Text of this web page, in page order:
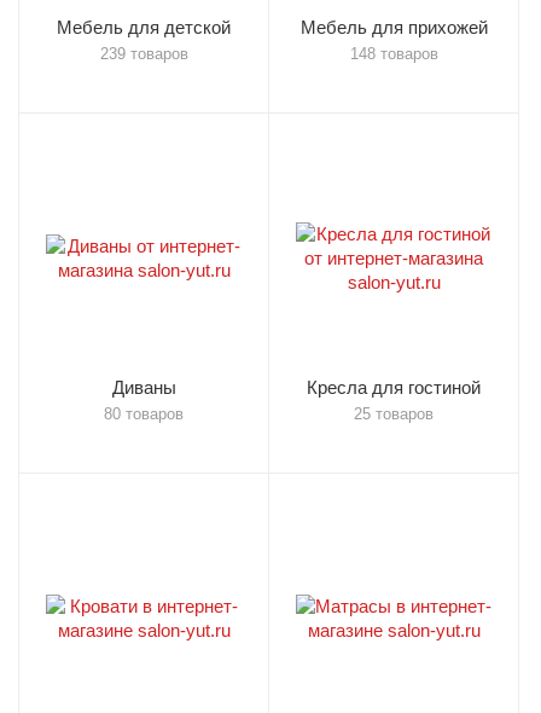
Мебель для детской
239 товаров
Мебель для прихожей
148 товаров
Диваны
80 товаров
Кресла для гостиной
25 товаров